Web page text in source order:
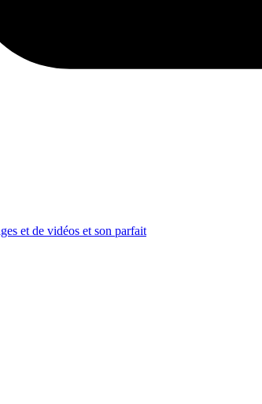
et de vidéos et son parfait